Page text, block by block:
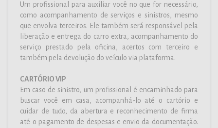
Um profissional para auxiliar você no que for necessário,
como acompanhamento de serviços e sinistros, mesmo
que envolva terceiros. Ele também será responsável pela
liberação e entrega do carro extra, acompanhamento do
serviço prestado pela oficina, acertos com terceiro e
também pela devolução do veículo via plataforma.
CARTÓRIO VIP
Em caso de sinistro, um profissional é encaminhado para
buscar você em casa, acompanhá-lo até o cartório e
cuidar de tudo, da abertura e reconhecimento de firma
até o pagamento de despesas e envio da documentação.